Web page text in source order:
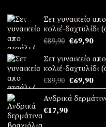
Σετ γυναικείο
κολιέ-δαχτυλίδι
€89,90 Original
price
was:
€89,90.
€69,90Η
τιμή
Σετ γυναικείο
κολιέ-δαχτυλίδι
€89,90 Original
price
was:
€69,90Η
Ανδρικά
€17,90